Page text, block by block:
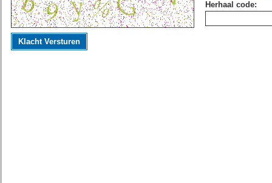
Herhaal code:
Klacht Versturen